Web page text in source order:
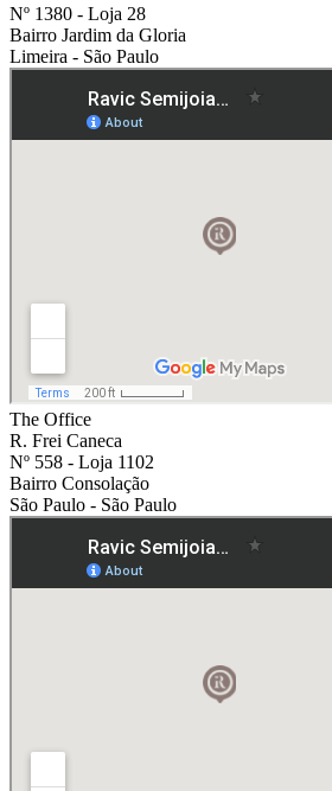
Nº 1380 - Loja 28
Bairro Jardim da Gloria
Limeira - São Paulo
The Office
R. Frei Caneca
Nº 558 - Loja 1102
Bairro Consolação
São Paulo - São Paulo